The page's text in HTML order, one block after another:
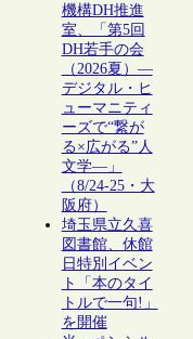
機構DH推進
室、「第5回
DH若手の会
（2026夏）―
デジタル・ヒ
ューマニティ
ーズで“繋が
る×広がる”人
文学―」
（8/24-25・大
阪府）
埼玉県立久喜
図書館、休館
日特別イベン
ト「本のタイ
トルで一句!」
を開催